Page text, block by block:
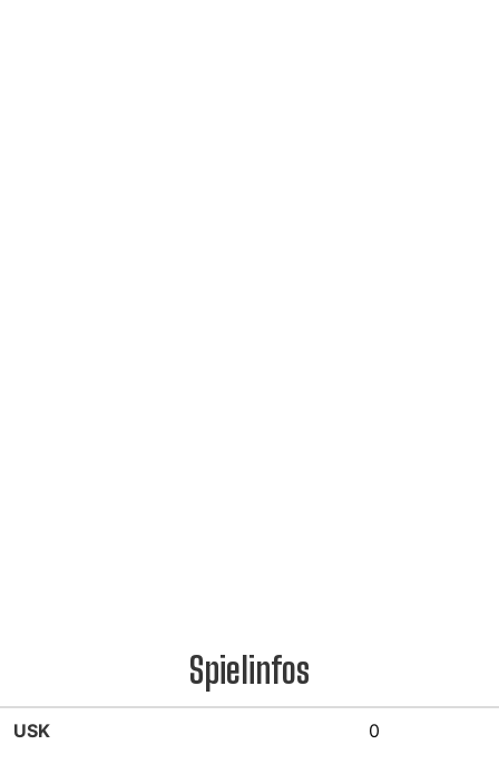
Spielinfos
USK 0